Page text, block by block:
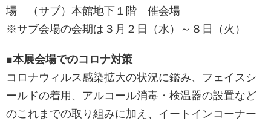
場 （サブ）本館地下１階 催会場
※サブ会場の会期は３月２日（水）～８日（火）
■本展会場でのコロナ対策
コロナウィルス感染拡大の状況に鑑み、フェイスシ
ールドの着用、アルコール消毒・検温器の設置など
のこれまでの取り組みに加え、イートインコーナー